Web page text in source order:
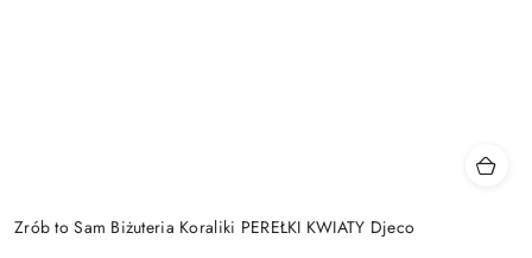
Zrób to Sam Biżuteria Koraliki PEREŁKI KWIATY Djeco